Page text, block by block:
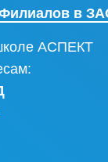
АСПЕКТ
в